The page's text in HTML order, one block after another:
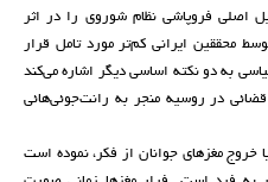
اصلی فروپاشی نظام شوروی را در اثر
محققین ایرانی کم‌تر مورد تامل قرار
به دو نکته اساسی دیگر اشاره می‌کند
در روسیه منجر به رانت‌جوئی‌هائی
خروج مغزهای جوانان از فکر، نموده است